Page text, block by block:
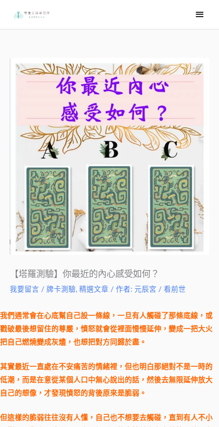
要
單
【塔羅測驗】你最近的內心感受如何？
我要留言 / 牌卡測驗, 精選文章 / 作者: 元辰宮 / 看前世
我們通常會在心底幫自己設一條線，一旦有人觸碰了那條底線，或
戳破最後想留住的尊嚴，憤怒就會從裡面慢慢延伸，變成一把大火
把自己燃燒變成灰燼，也想把對方同歸於盡。
其實最近一直處在不安痛苦的情緒裡，但也明白那絕對不是一時的
低潮，而是在意從某個人口中無心說出的話，然後去無限延伸放大
自己的想像，才發現憤怒的背後原來是脆弱。
但這樣的脆弱往往沒有人懂，自己也不想要去觸碰，直到有人不小